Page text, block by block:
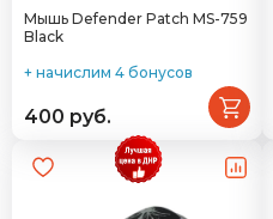
Мышь Defender Patch MS-759
Black
+ начислим 4 бонусов
400 руб.